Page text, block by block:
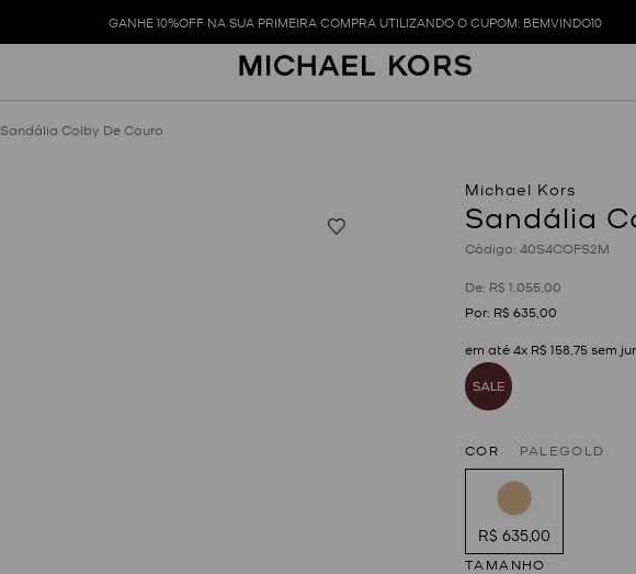
GANHE 10%OFF NA SUA PRIMEIRA COMPRA UTILIZANDO O CUPOM: BEMVINDO10
Sandália Colby De Couro
Sandália
: 40S4COFS2M
R$ 1 05500
R$ 63500
em até4x R$ 15875sem
COR PALEGOLD
R$ 635,00
TAMANHO